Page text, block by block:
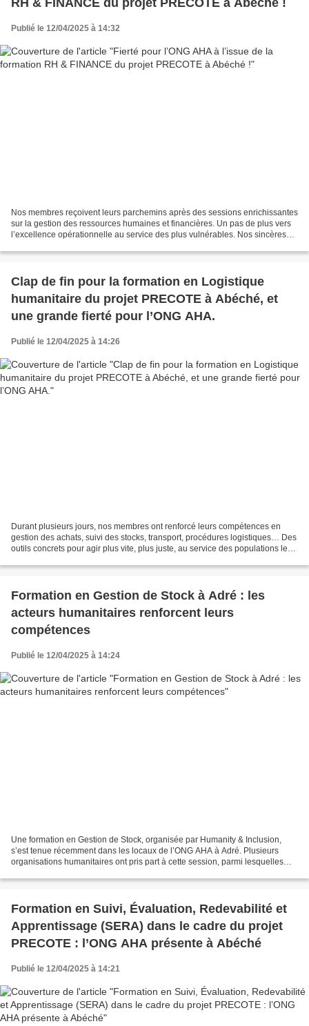
Publié le 12/04/2025 à 14:32
Nos membres reçoivent leurs parchemins après des sessions enrichissantes
sur la gestion des ressources humaines et financières. Un pas de plus vers
l’excellence opérationnelle au service des plus vulnérables. Nos sincères
Clap de fin pour la formation en Logistique
humanitaire du projet PRECOTE à Abéché, et
une grande fierté pour l’ONG AHA.
Publié le 12/04/2025 à 14:26
Durant plusieurs jours, nos membres ont renforcé leurs compétences en
gestion des achats, suivi des stocks, transport, procédures logistiques… Des
outils concrets pour agir plus vite, plus juste, au service des populations les
Formation en Gestion de Stock à Adré : les
acteurs humanitaires renforcent leurs
compétences
Publié le 12/04/2025 à 14:24
Une formation en Gestion de Stock, organisée par Humanity & Inclusion,
s’est tenue récemment dans les locaux de l’ONG AHA à Adré. Plusieurs
organisations humanitaires ont pris part à cette session, parmi lesquelles
Formation en Suivi, Évaluation, Redevabilité et
Apprentissage (SERA) dans le cadre du projet
PRECOTE : l’ONG AHA présente à Abéché
Publié le 12/04/2025 à 14:21